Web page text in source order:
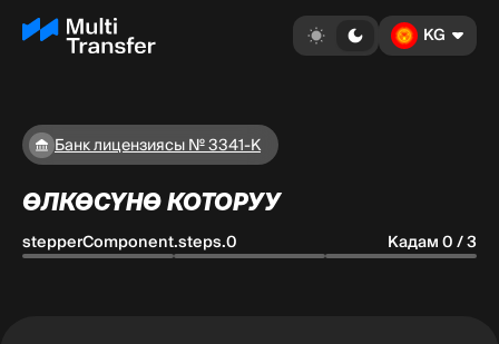
KG
Банк лицензиясы № 3341-К
ӨЛКӨСҮНӨ КОТОРУУ
stepperComponent.steps.0 Кадам 0 / 3